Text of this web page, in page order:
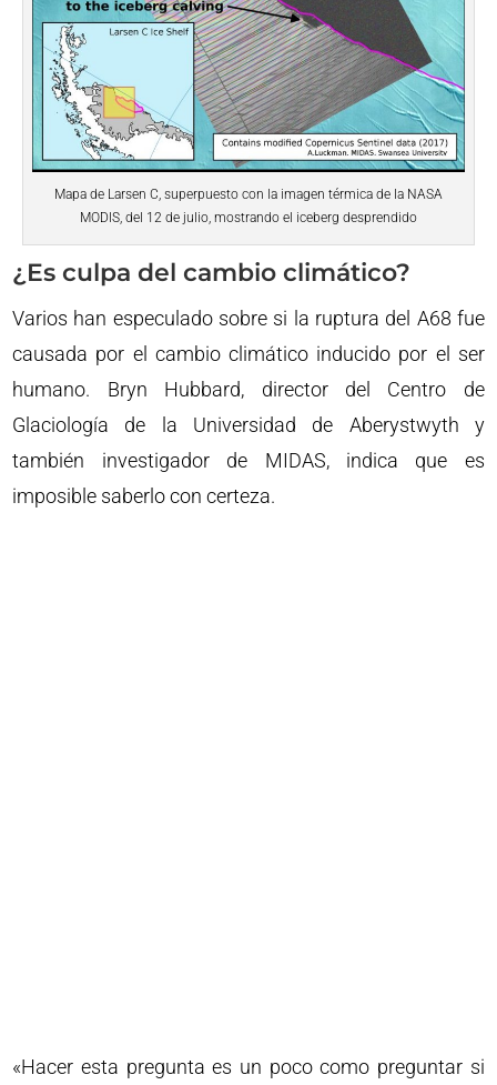
Mapa de Larsen C, superpuesto con la imagen térmica de la NASA
MODIS, del 12 de julio, mostrando el iceberg desprendido
¿Es culpa del cambio climático?
Varios han especulado sobre si la ruptura del A68 fue
causada por el cambio climático inducido por el ser
humano. Bryn Hubbard, director del Centro de
Glaciología de la Universidad de Aberystwyth y
también investigador de MIDAS, indica que es
imposible saberlo con certeza.
«Hacer esta pregunta es un poco como preguntar si